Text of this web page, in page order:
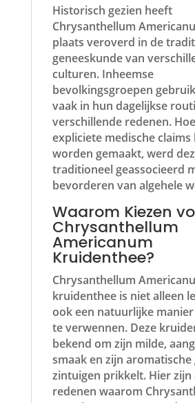
Historisch gezien heeft
Chrysanthellum
plaats veroverd in de
geneeskunde van
culturen. Inheemse
bevolkingsgroepen
vaak in hun dagelijkse
verschillende redenen.
expliciete medische claims
worden gemaakt, werd
traditioneel geassocieerd
bevorderen van algehele
Waarom Kiezen
Chrysanthellum
Americanum
Kruidenthee?
Chrysanthellum
kruidenthee is niet alleen
ook een natuurlijke
te verwennen. Deze
bekend om zijn milde,
smaak en zijn aromatische
zintuigen prikkelt. Hier zijn
redenen waarom